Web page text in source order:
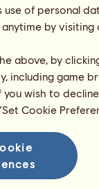
of personal
by
above, by
including game
wish to
Cookie